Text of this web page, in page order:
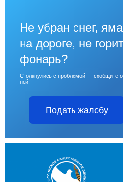
Не убран снег, яма
на дороге, не горит
фонарь?
Столкнулись с проблемой — сообщите о
ней!
Подать жалобу